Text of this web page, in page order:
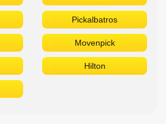
Pickalbatros
Movenpick
Hilton